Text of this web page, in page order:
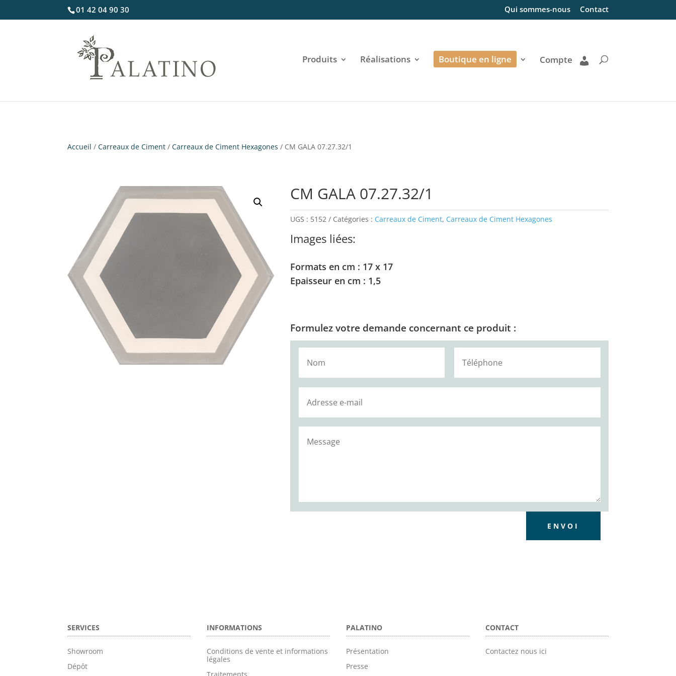
01 42 04 90 30 Qui sommes-nous Contact
Produits Réalisations Boutique en ligne Compte
Accueil /Carreaux de Ciment /Carreaux de Ciment Hexagones / CM GALA 07.27.32/1
CM GALA 07.27.32/1
UGS : 5152 Catégories : Carreaux de Ciment, Carreaux de Ciment Hexagones
Images liées:
Formats en cm : 17 x 17
Epaisseur en cm : 1,5
Formulez votre demande concernant ce produit :
ENVOI
SERVICES
Showroom
Dépôt
INFORMATIONS
Conditions de vente et informations
légales
Traitements
PALATINO
Présentation
Presse
CONTACT
Contactez nous ici